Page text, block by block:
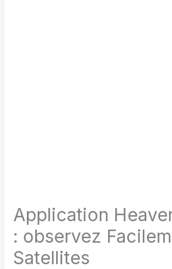
Application
: observez
Satellites